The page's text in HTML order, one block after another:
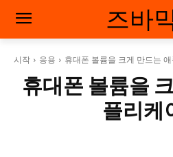
즈바
시작 응용 휴대폰 볼륨을 크게 만드는
휴대폰 볼륨을
플리케